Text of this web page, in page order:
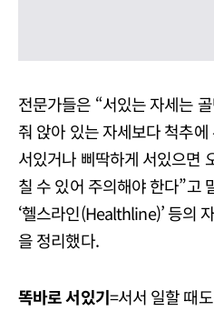
전문가들은 “서있는 자세는
줘 앉아 있는 자세보다 척추
서있거나 삐딱하게 서있으면
칠 수 있어 주의해야 한다”고
‘헬스라인(Healthline)’ 등의
을 정리했다.
똑바로 서있기=서서 일할 때